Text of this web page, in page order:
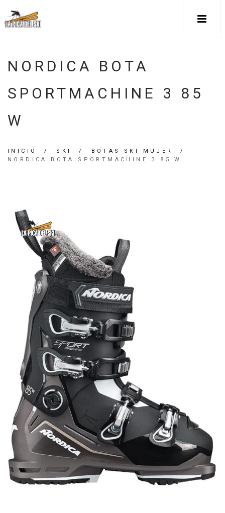
NORDICA BOTA
SPORTMACHINE 3 85
W
INICIO / SKI / BOTAS SKI MUJER
/
NORDICA BOTA SPORTMACHINE 3 85 W